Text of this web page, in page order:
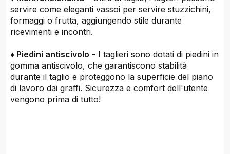
servire come eleganti vassoi per servire stuzzichini,
formaggi o frutta, aggiungendo stile durante
ricevimenti e incontri.
♦ Piedini antiscivolo - I taglieri sono dotati di piedini in
gomma antiscivolo, che garantiscono stabilità
durante il taglio e proteggono la superficie del piano
di lavoro dai graffi. Sicurezza e comfort dell'utente
vengono prima di tutto!